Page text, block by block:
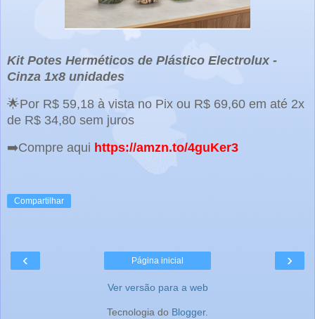
Kit Potes Herméticos de Plástico Electrolux -
Cinza 1x8 unidades
🌟Por R$ 59,18 à vista no Pix ou R$ 69,60 em até 2x
de R$ 34,80 sem juros
➡️Compre aqui https://amzn.to/4guKer3
Compartilhar
‹ ›
Página inicial
Ver versão para a web
Tecnologia do Blogger.